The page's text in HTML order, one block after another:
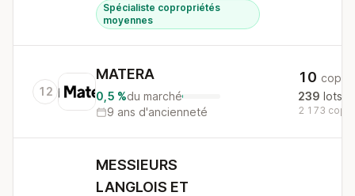
Spécialiste copropriétés
moyennes
12
MATERA
0,5 %du marché
9 ans d'ancienneté
10
239 lots
2 173
MESSIEURS
LANGLOIS ET